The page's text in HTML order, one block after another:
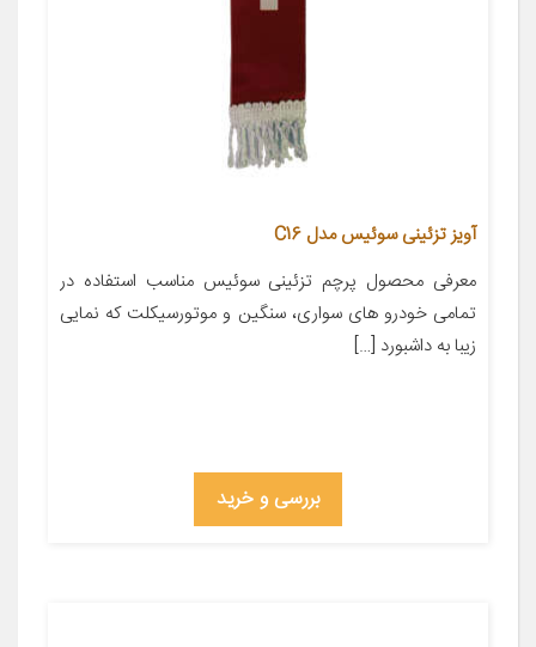
آویز تزئینی سوئیس مدل C16
معرفی محصول پرچم تزئینی سوئیس مناسب استفاده در
تمامی خودرو های سواری، سنگین و موتورسیکلت که نمایی
زیبا به داشبورد […]
بررسی و خرید